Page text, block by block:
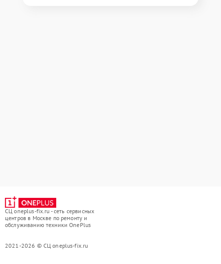
СЦ oneplus-fix.ru - сеть сервисных
центров в Москве по ремонту и
обслуживанию техники OnePlus
2021-2026 © СЦ oneplus-fix.ru